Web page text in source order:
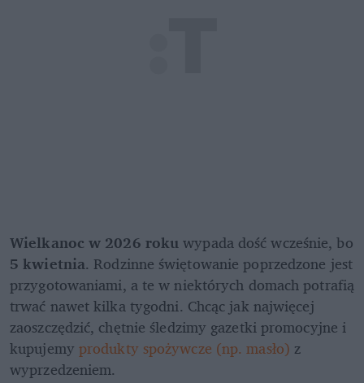
Wielkanoc w 2026 roku
5 kwietnia. Rodzinne świętowanie poprzedzone jest
przygotowaniami, a te w niektórych domach potrafią
trwać nawet kilka tygodni. Chcąc jak najwięcej
zaoszczędzić, chętnie śledzimy gazetki promocyjne i
kupujemy produkty spożywcze (np. masło) z
wyprzedzeniem.